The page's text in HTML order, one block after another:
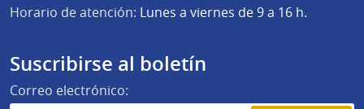
Horario de atención: Lunes a viernes de 9 a 16 h.
Suscribirse al boletín
Correo electrónico: